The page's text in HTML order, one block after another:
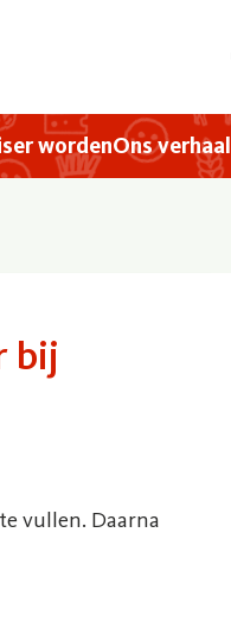
wordenOns verhaal
bij
vullen. Daarna